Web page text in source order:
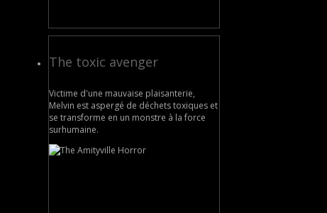
The toxic avenger
Victime d'une mauvaise plaisanterie,
Melvin est aspergé de déchets toxiques et
se transforme en un monstre à la force
surhumaine.